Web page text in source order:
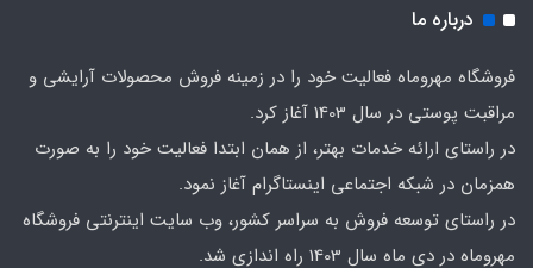
درباره ما
فروشگاه مهروماه فعالیت خود را در زمینه فروش محصولات آرایشی و
مراقبت پوستی در سال 1403 آغاز کرد.
در راستای ارائه خدمات بهتر، از همان ابتدا فعالیت خود را به صورت
همزمان در شبکه اجتماعی اینستاگرام آغاز نمود.
در راستای توسعه فروش به سراسر کشور، وب سایت اینترنتی فروشگاه
مهروماه در دی ماه سال 1403 راه اندازی شد.